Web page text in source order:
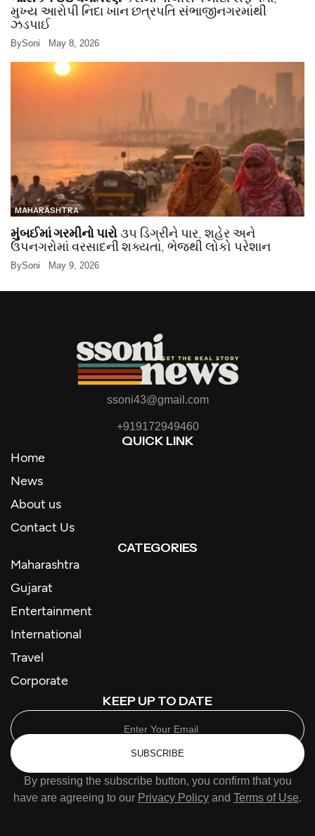
મુખ્ય આરોપી નિદા ખાન છત્રપતિ સંભાજીનગરમાંથી
ઝડપાઈ
BySoni May 8, 2026
MAHARASHTRA
મુંબઈમાં ગરમીનો પારો૩૫ ડિગ્રીને પાર, શહેર અને
ઉપનગરોમાં વરસાદની શક્યતા, ભેજથી લોકો પરેશાન
BySoni May 9, 2026
ssoni43@gmail.com
+919172949460
QUICK LINK
Home
News
About us
Contact Us
CATEGORIES
Maharashtra
Gujarat
Entertainment
International
Travel
Corporate
KEEP UP TO DATE
SUBSCRIBE
By pressing the subscribe button, you confirm that you
have are agreeing to our Privacy Policy and Terms of Use.